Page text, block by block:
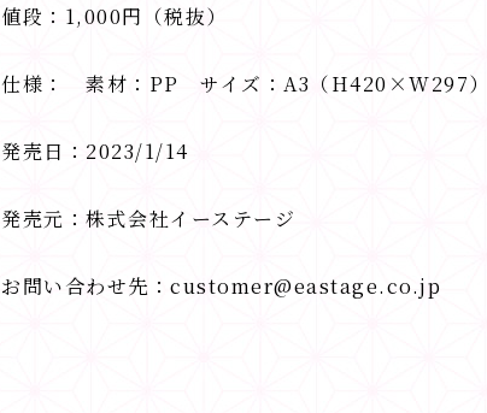
値段：1,000円（税抜）
仕様： 素材：PP サイズ：A3（H420×W297
発売日：2023/1/14
発売元：株式会社イーステージ
お問い合わせ先：customer@eastage.co.jp